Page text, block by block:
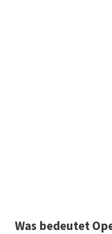
Was bedeutet